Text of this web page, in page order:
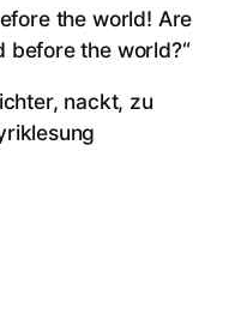
the world! Are
before the world?“
nackt, zu